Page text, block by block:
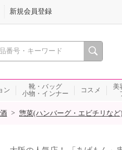
心おどる、瞬間を。通販・テレビショッピン
新規会員登録
ン
靴・バッグ
小物・インナー
コスメ
美
> 惣菜(ハンバーグ・エビチリなど)